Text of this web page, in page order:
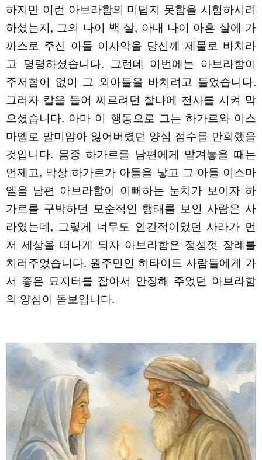
하지만 이런 아브라함의 미덥지 못함을 시험하시려
하셨는지, 그의 나이 백 살, 아내 나이 아흔 살에 가
까스로 주신 아들 이사악을 당신께 제물로 바치라
고 명령하셨습니다. 그런데 이번에는 아브라함이
주저함이 없이 그 외아들을 바치려고 들었습니다.
그러자 칼을 들어 찌르려던 찰나에 천사를 시켜 막
으셨습니다. 아마 이 행동으로 그는 하가르와 이스
마엘로 말미암아 잃어버렸던 양심 점수를 만회했을
것입니다. 몸종 하가르를 남편에게 맡겨놓을 때는
언제고, 막상 하가르가 아들을 낳고 그 아들 이스마
엘을 남편 아브라함이 이뻐하는 눈치가 보이자 하
가르를 구박하던 모순적인 행태를 보인 사람은 사
라였는데, 그렇게 너무도 인간적이었던 사라가 먼
저 세상을 떠나게 되자 아브라함은 정성껏 장례를
치러주었습니다. 원주민인 히타이트 사람들에게 가
서 좋은 묘지터를 잡아서 안장해 주었던 아브라함
의 양심이 돋보입니다.